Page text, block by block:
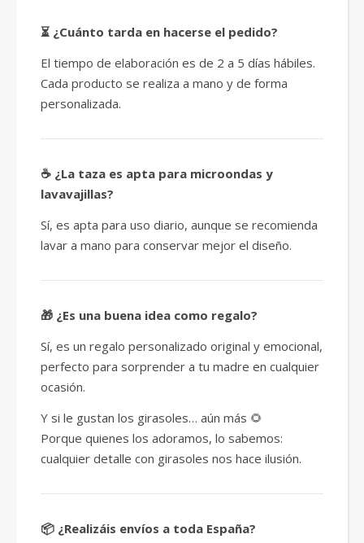
⏳ ¿Cuánto tarda en hacerse el pedido?
El tiempo de elaboración es de 2 a 5 días hábiles.
Cada producto se realiza a mano y de forma
personalizada.
☕ ¿La taza es apta para microondas y
lavavajillas?
Sí, es apta para uso diario, aunque se recomienda
lavar a mano para conservar mejor el diseño.
🎁 ¿Es una buena idea como regalo?
Sí, es un regalo personalizado original y emocional,
perfecto para sorprender a tu madre en cualquier
ocasión.
Y si le gustan los girasoles… aún más 🌻
Porque quienes los adoramos, lo sabemos:
cualquier detalle con girasoles nos hace ilusión.
📦 ¿Realizáis envíos a toda España?